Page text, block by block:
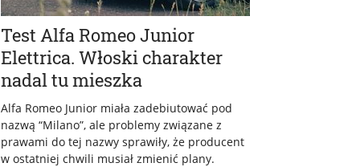
Test Alfa Romeo Junior
Elettrica. Włoski charakter
nadal tu mieszka
Alfa Romeo Junior miała zadebiutować pod
nazwą “Milano”, ale problemy związane z
prawami do tej nazwy sprawiły, że producent
w ostatniej chwili musiał zmienić plany.